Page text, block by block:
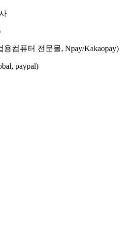
용컴퓨터 전문몰, Npay/Kakaopay)
paypal)